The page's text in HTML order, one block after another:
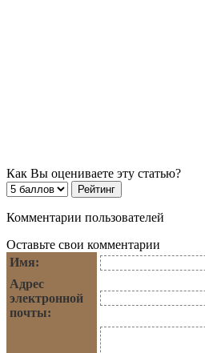
Как Вы оцениваете эту статью?
Комментарии пользователей
Оставьте свои комментарии
Имя:
Адрес
электронной
почты: